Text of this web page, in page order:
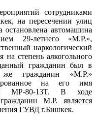
сотрудниками
на пересечении улиц
автомашина
29-летнего «М.Р.»,
наркологический
на степень алкогольного
гражданин был в
же гражданин «М.Р.»
на его имя
МР-80-13Т. В ходе
М.Р. является
ГУВД г.Бишкек.